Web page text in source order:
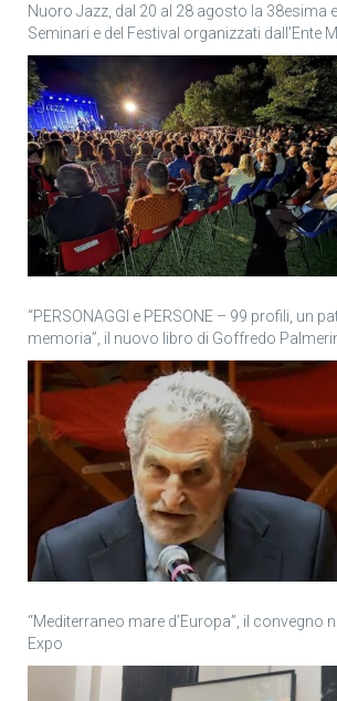
Nuoro Jazz, dal 20 al 28 agosto la 38esima
Seminari e del Festival organizzati dall’Ente
“PERSONAGGI e PERSONE – 99 profili, un
memoria”, il nuovo libro di Goffredo
“Mediterraneo mare d’Europa”, il convegno
Expo